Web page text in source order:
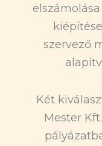
szervező
Két
Mester